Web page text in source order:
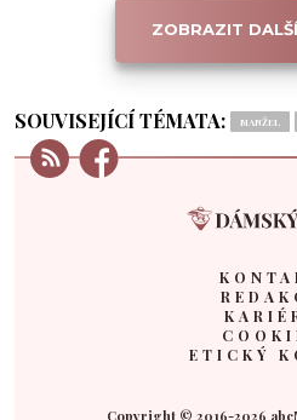
ZOBRAZIT
SOUVISEJÍCÍ TÉMATA: MANŽEL
ETICKÝ
Copyright © 2016-2026